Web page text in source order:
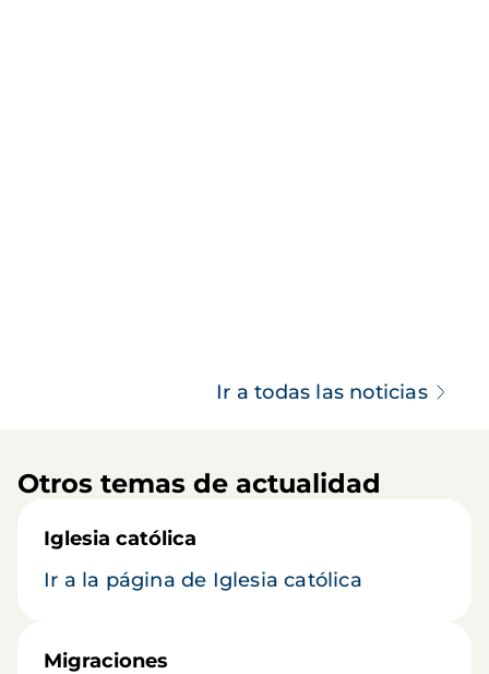
Ir a todas las noticias
Otros temas de actualidad
Iglesia católica
Ir a la página de Iglesia católica
Migraciones